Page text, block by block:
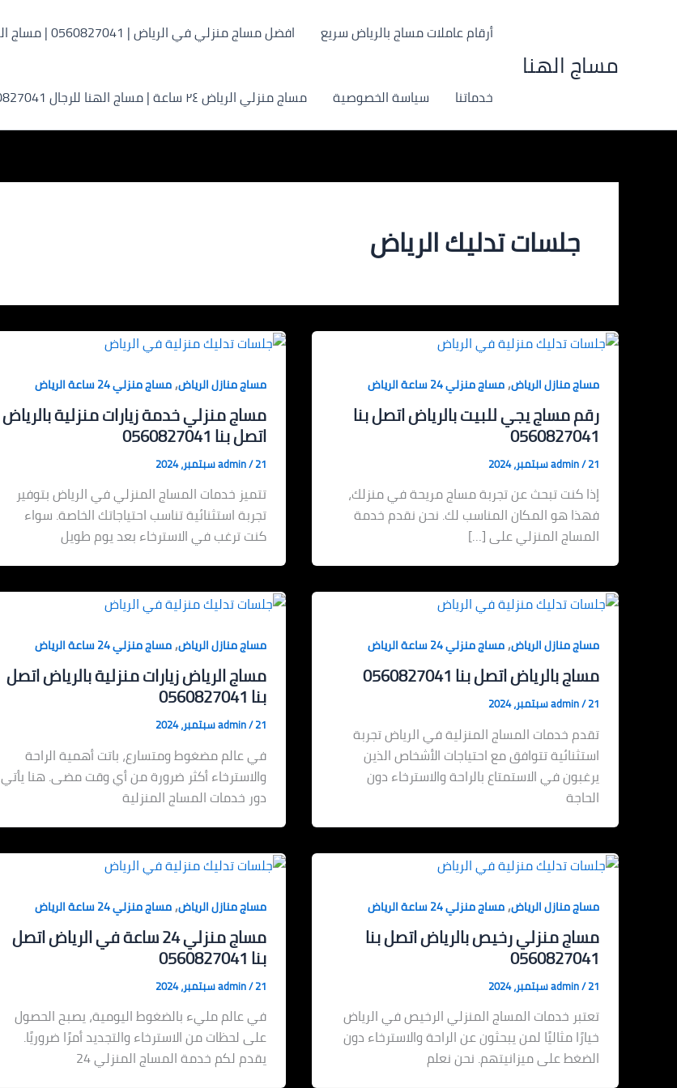
مساج الهنا
أرقام عاملات مساج بالرياض سريع افضل مساج منزلي في الرياض | 0560827041 | مساج الهنا الفاخر
خدماتنا سياسة الخصوصية مساج منزلي الرياض ٢٤ ساعة | مساج الهنا للرجال 0560827041
جلسات تدليك الرياض
مساج منازل الرياض,مساج منزلي 24 ساعة الرياض
رقم مساج يجي للبيت بالرياض اتصل بنا
0560827041
admin/21 سبتمبر، 2024
إذا كنت تبحث عن تجربة مساج مريحة في منزلك،
فهذا هو المكان المناسب لك. نحن نقدم خدمة
المساج المنزلي على […]
مساج منازل الرياض,مساج منزلي 24 ساعة الرياض
مساج منزلي خدمة زيارات منزلية بالرياض
اتصل بنا 0560827041
admin/21 سبتمبر، 2024
تتميز خدمات المساج المنزلي في الرياض بتوفير
تجربة استثنائية تناسب احتياجاتك الخاصة. سواء
كنت ترغب في الاسترخاء بعد يوم طويل
مساج منازل الرياض,مساج منزلي 24 ساعة الرياض
مساج بالرياض اتصل بنا 0560827041
admin/21 سبتمبر، 2024
تقدم خدمات المساج المنزلية في الرياض تجربة
استثنائية تتوافق مع احتياجات الأشخاص الذين
يرغبون في الاستمتاع بالراحة والاسترخاء دون
الحاجة
مساج منازل الرياض,مساج منزلي 24 ساعة الرياض
مساج الرياض زيارات منزلية بالرياض اتصل
بنا 0560827041
admin/21 سبتمبر، 2024
في عالم مضغوط ومتسارع، باتت أهمية الراحة
والاسترخاء أكثر ضرورة من أي وقت مضى. هنا يأتي
دور خدمات المساج المنزلية
مساج منازل الرياض,مساج منزلي 24 ساعة الرياض
مساج منزلي رخيص بالرياض اتصل بنا
0560827041
admin/21 سبتمبر، 2024
تعتبر خدمات المساج المنزلي الرخيص في الرياض
خيارًا مثاليًا لمن يبحثون عن الراحة والاسترخاء دون
الضغط على ميزانيتهم. نحن نعلم
مساج منازل الرياض,مساج منزلي 24 ساعة الرياض
مساج منزلي 24 ساعة في الرياض اتصل
بنا 0560827041
admin/21 سبتمبر، 2024
في عالم مليء بالضغوط اليومية، يصبح الحصول
على لحظات من الاسترخاء والتجديد أمرًا ضروريًا.
يقدم لكم خدمة المساج المنزلي 24